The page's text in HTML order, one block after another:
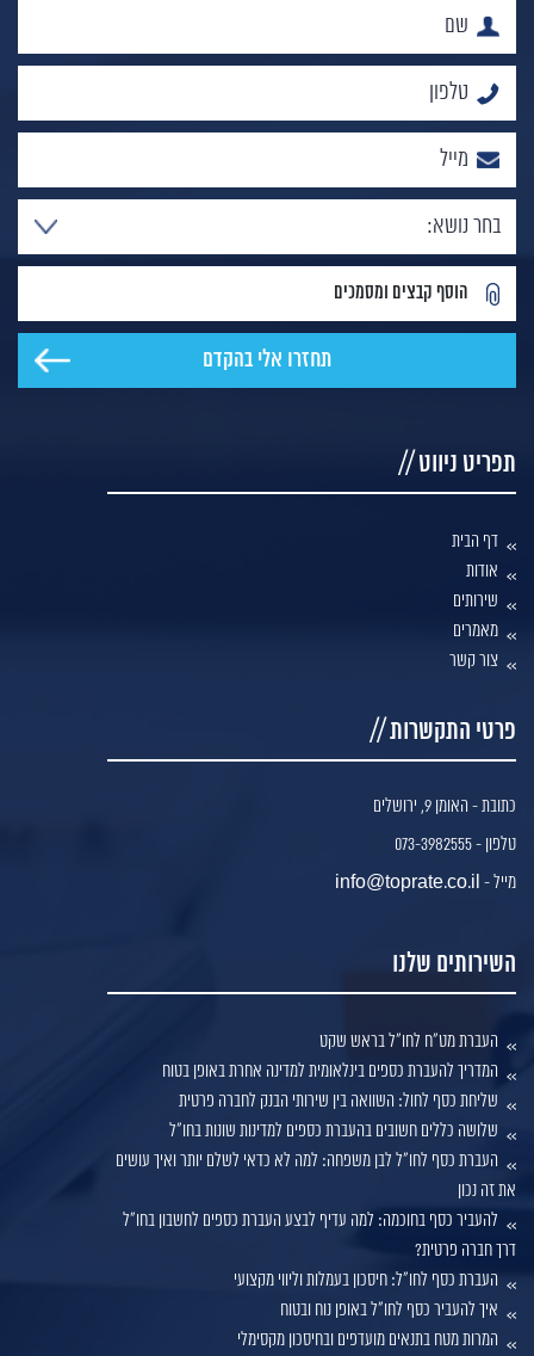
הוסף קבצים ומסמכים
תפריט ניווט //
דף הבית
אודות
שירותים
מאמרים
צור קשר
השירותים שלנו
העברת מט"ח לחו"ל בראש שקט
המדריך להעברת כספים בינלאומית למדינה אחרת באופן בטוח
שליחת כסף לחול: השוואה בין שירותי הבנק לחברה פרטית
שלושה כללים חשובים בהעברת כספים למדינות שונות בחו"ל
העברת כסף לחו"ל לבן משפחה: למה לא כדאי לשלם יותר ואיך עושים
את זה נכון
להעביר כסף בחוכמה: למה עדיף לבצע העברת כספים לחשבון בחו"ל
דרך חברה פרטית?
העברת כסף לחו"ל: חיסכון בעמלות וליווי מקצועי
איך להעביר כסף לחו"ל באופן נוח ובטוח
המרות מטח בתנאים מועדפים ובחיסכון מקסימלי
פרטי התקשרות //
כתובת - האומן 9, ירושלים
טלפון - 073-3982555
מייל - info@toprate.co.il